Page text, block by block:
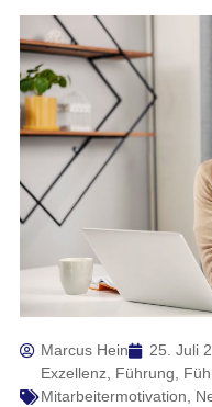
Marcus Hein
25. Juli
Exzellenz, Führung,
Mitarbeitermotivation,